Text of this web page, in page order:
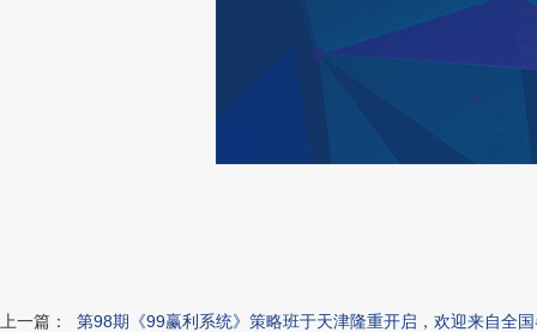
上一篇： 第98期《99赢利系统》策略班于天津隆重开启，欢迎来自全